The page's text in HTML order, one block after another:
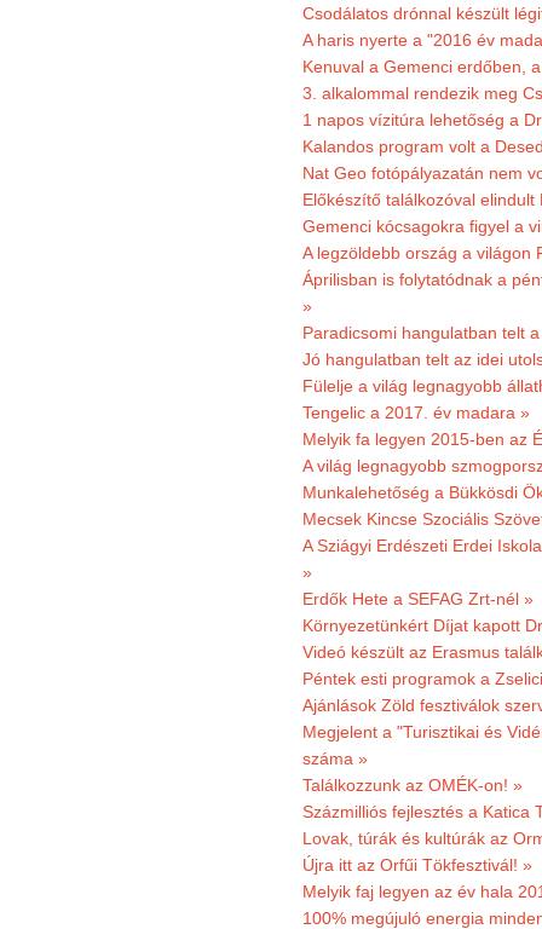
Csodálatos drónnal készült
A haris nyerte a "2016 év
Kenuval a Gemenci erdőben,
3. alkalommal rendezik meg
1 napos vízitúra lehetőség a
Kalandos program volt a
Nat Geo fotópályazatán nem
Előkészítő találkozóval
Gemenci kócsagokra figyel a
A legzöldebb ország a világon
Áprilisban is folytatódnak a
»
Paradicsomi hangulatban telt
Jó hangulatban telt az idei
Fülelje a világ legnagyobb
Tengelic a 2017. év madara »
Melyik fa legyen 2015-ben az
A világ legnagyobb
Munkalehetőség a Bükkösdi
Mecsek Kincse Szociális
A Sziágyi Erdészeti Erdei
»
Erdők Hete a SEFAG Zrt-nél »
Környezetünkért Díjat kapott
Videó készült az Erasmus
Péntek esti programok a
Ajánlások Zöld fesztiválok
Megjelent a "Turisztikai és
száma »
Találkozzunk az OMÉK-on! »
Százmilliós fejlesztés a Katica
Lovak, túrák és kultúrák az
Újra itt az Orfűi Tökfesztivál! »
Melyik faj legyen az év hala
100% megújuló energia